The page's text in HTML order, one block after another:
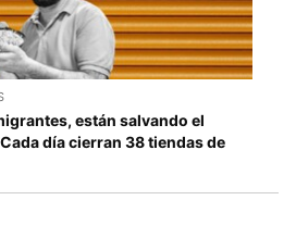
están salvando el
día cierran 38 tiendas de